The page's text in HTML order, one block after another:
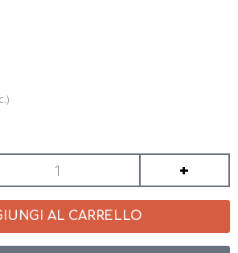
+
AL CARRELLO